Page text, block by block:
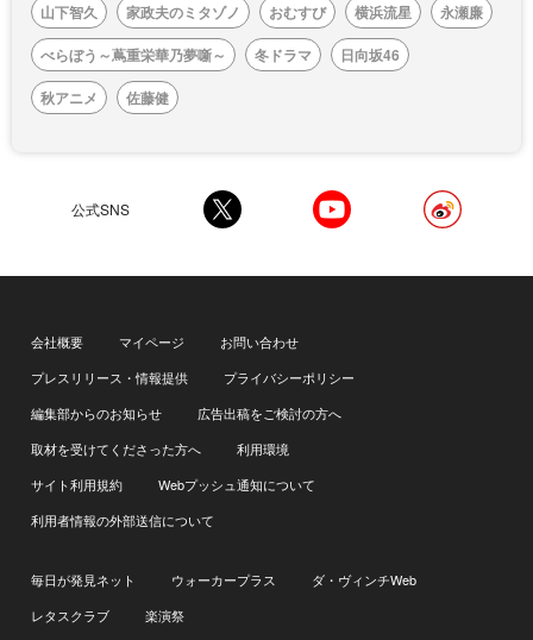
山下智久
家政夫のミタゾノ おむすび 横浜流星
永瀬廉
べらぼう～蔦重栄華乃夢噺～
冬ドラマ
日向坂46
秋アニメ
佐藤健
公式SNS
会社概要 マイページ
お問い合わせ
プレスリリース・情報提供
プライバシーポリシー
編集部からのお知らせ
広告出稿をご検討の方へ
取材を受けてくださった方へ
利用環境
サイト利用規約
Webプッシュ通知について
利用者情報の外部送信について
毎日が発見ネット ウォーカープラス
ダ・ヴィンチWeb
レタスクラブ
楽演祭